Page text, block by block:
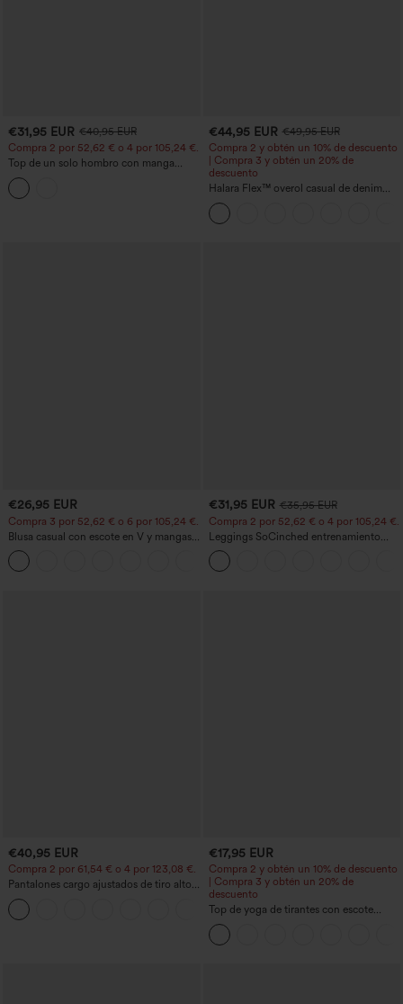
€31,95 EUR €40,95 EUR
Compra 2 por 52,62 € o 4 por 105,24 €.
Top de un solo hombro con manga
corta, dobladillo curvo high‑low,
sujetador integrado y estampado de
lunares, estilo casual
€44,95 EUR €49,95 EUR
Compra 2 y obtén un 10% de descuento
| Compra 3 y obtén un 20% de
descuento
Halara Flex™ overol casual de denim
lavado con escote en V y bolsillos
€26,95 EUR
Compra 3 por 52,62 € o 6 por 105,24 €.
Blusa casual con escote en V y mangas
cortas abullonadas
€31,95 EUR €35,95 EUR
Compra 2 por 52,62 € o 4 por 105,24 €.
Leggings SoCinched entrenamiento
moldeador abdomen bolsillo lateral tiro
alto
€40,95 EUR
Compra 2 por 61,54 € o 4 por 123,08 €.
Pantalones cargo ajustados de tiro alto
con múltiples bolsillos y cremallera con
botones
+10
€17,95 EUR
Compra 2 y obtén un 10% de descuento
| Compra 3 y obtén un 20% de
descuento
Top de yoga de tirantes con escote
redondo, fruncido y tacto fresco -
UPF50+